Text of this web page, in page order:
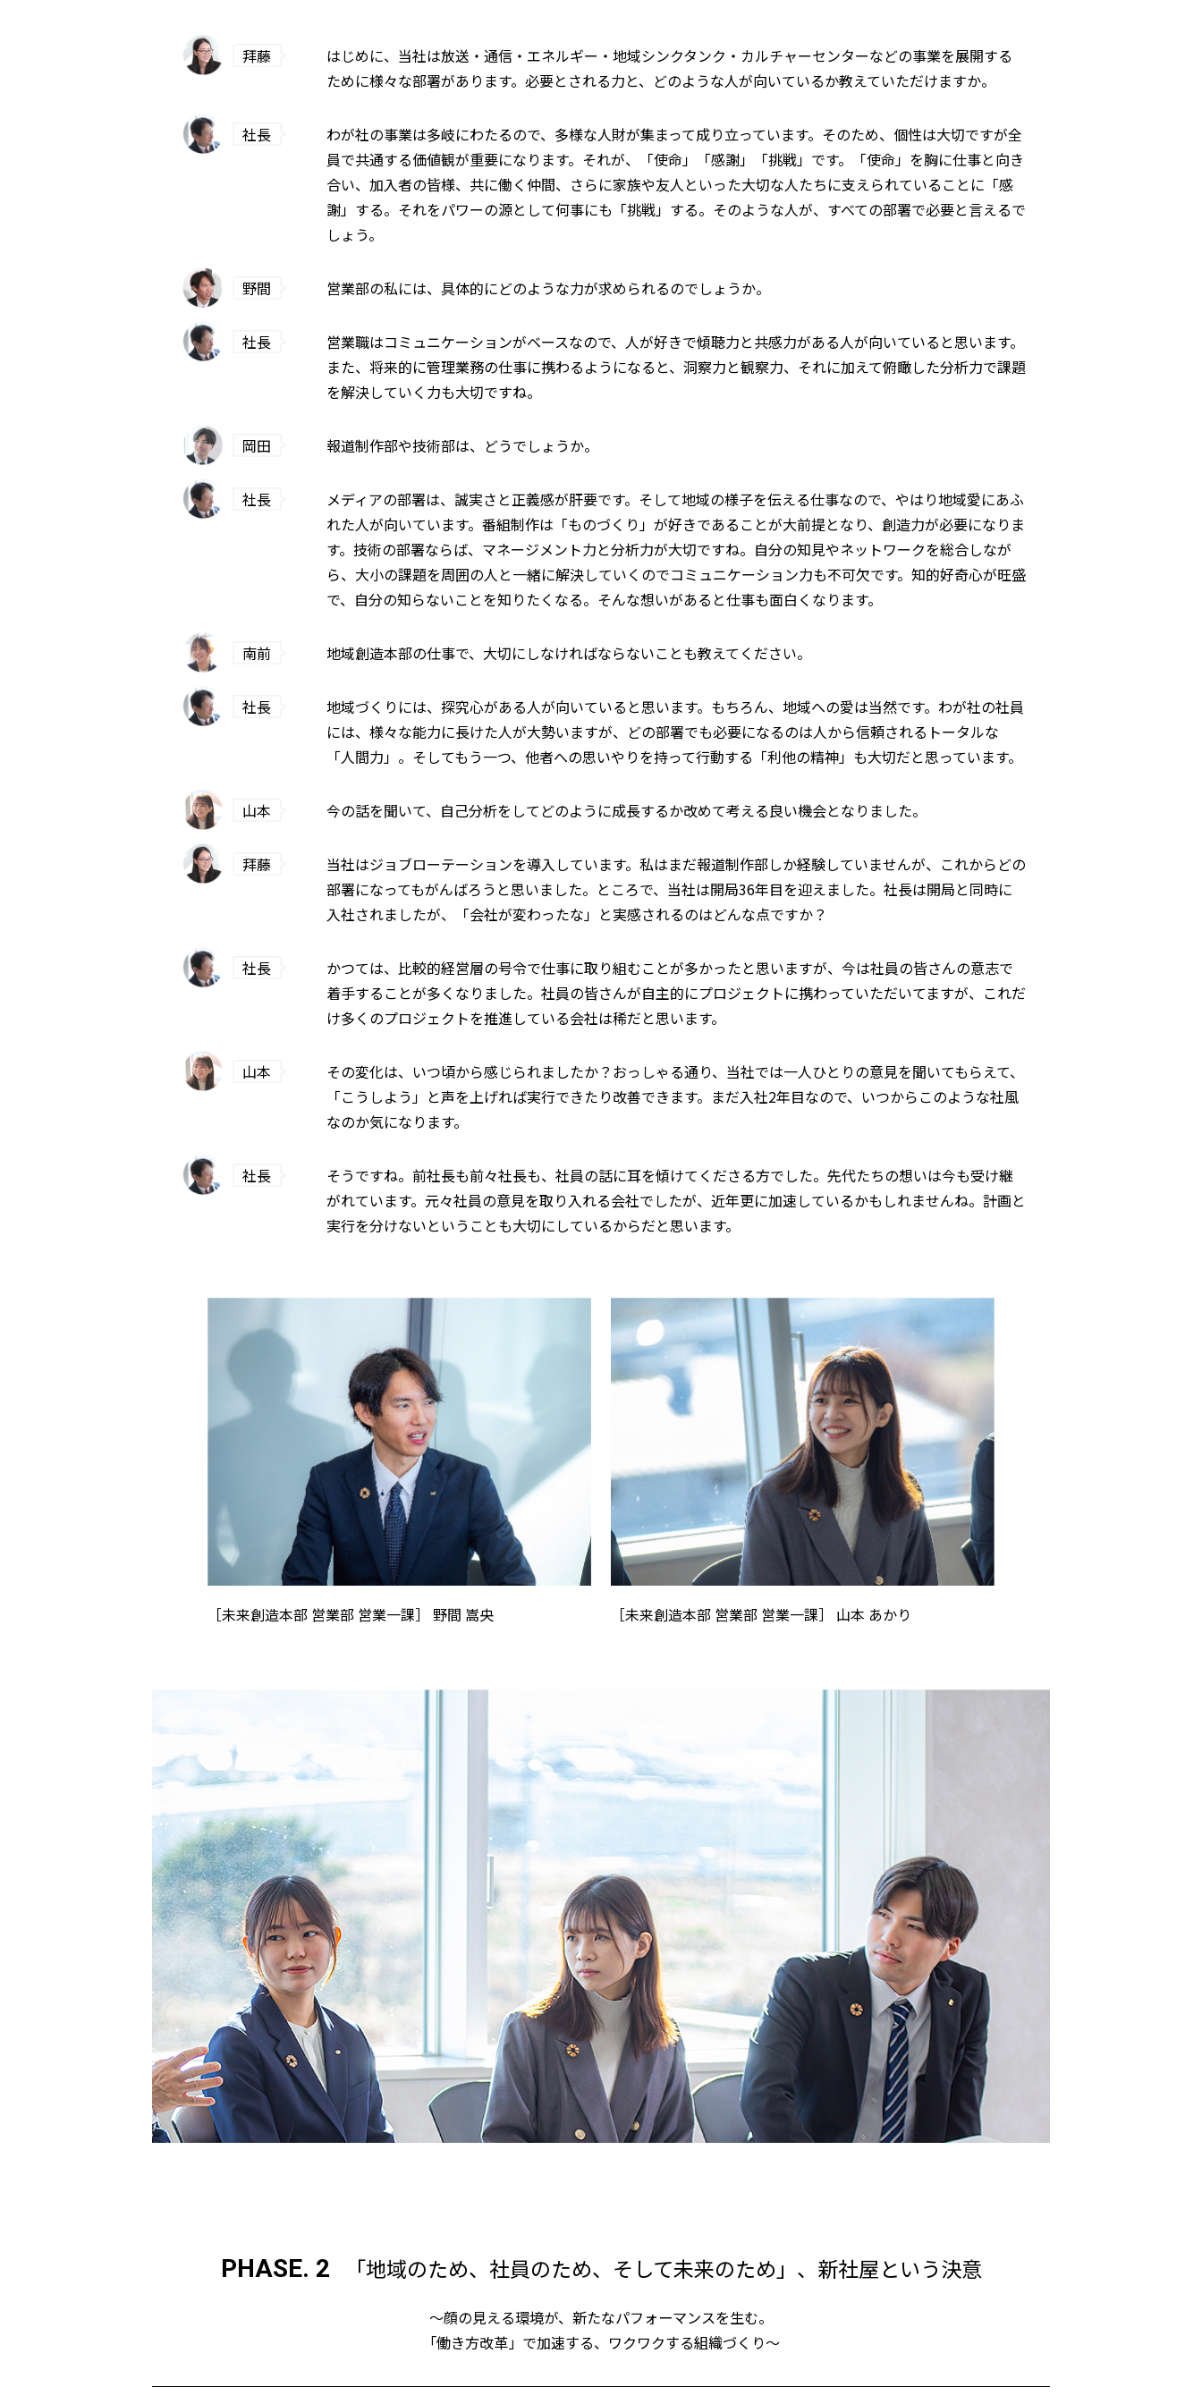
拜藤
はじめに、当社は放送・通信・エネルギー・地域シンクタンク・カルチャーセンターなどの事業を展開する
ために様々な部署があります。必要とされる力と、どのような人が向いているか教えていただけますか。
社長
わが社の事業は多岐にわたるので、多様な人財が集まって成り立っています。そのため、個性は大切ですが全
員で共通する価値観が重要になります。それが、「使命」「感謝」「挑戦」です。「使命」を胸に仕事と向き
合い、加入者の皆様、共に働く仲間、さらに家族や友人といった大切な人たちに支えられていることに「感
謝」する。それをパワーの源として何事にも「挑戦」する。そのような人が、すべての部署で必要と言えるで
しょう。
野間 営業部の私には、具体的にどのような力が求められるのでしょうか。
社長
営業職はコミュニケーションがベースなので、人が好きで傾聴力と共感力がある人が向いていると思います。
また、将来的に管理業務の仕事に携わるようになると、洞察力と観察力、それに加えて俯瞰した分析力で課題
を解決していく力も大切ですね。
岡田 報道制作部や技術部は、どうでしょうか。
社長
メディアの部署は、誠実さと正義感が肝要です。そして地域の様子を伝える仕事なので、やはり地域愛にあふ
れた人が向いています。番組制作は「ものづくり」が好きであることが大前提となり、創造力が必要になりま
す。技術の部署ならば、マネージメント力と分析力が大切ですね。自分の知見やネットワークを総合しなが
ら、大小の課題を周囲の人と一緒に解決していくのでコミュニケーション力も不可欠です。知的好奇心が旺盛
で、自分の知らないことを知りたくなる。そんな想いがあると仕事も面白くなります。
南前 地域創造本部の仕事で、大切にしなければならないことも教えてください。
社長
地域づくりには、探究心がある人が向いていると思います。もちろん、地域への愛は当然です。わが社の社員
には、様々な能力に長けた人が大勢いますが、どの部署でも必要になるのは人から信頼されるトータルな
「人間力」。そしてもう一つ、他者への思いやりを持って行動する「利他の精神」も大切だと思っています。
山本 今の話を聞いて、自己分析をしてどのように成長するか改めて考える良い機会となりました。
拜藤
当社はジョブローテーションを導入しています。私はまだ報道制作部しか経験していませんが、これからどの
部署になってもがんばろうと思いました。ところで、当社は開局36年目を迎えました。社長は開局と同時に
入社されましたが、「会社が変わったな」と実感されるのはどんな点ですか？
社長
かつては、比較的経営層の号令で仕事に取り組むことが多かったと思いますが、今は社員の皆さんの意志で
着手することが多くなりました。社員の皆さんが自主的にプロジェクトに携わっていただいてますが、これだ
け多くのプロジェクトを推進している会社は稀だと思います。
山本
その変化は、いつ頃から感じられましたか？おっしゃる通り、当社では一人ひとりの意見を聞いてもらえて、
「こうしよう」と声を上げれば実行できたり改善できます。まだ入社2年目なので、いつからこのような社風
なのか気になります。
社長
そうですね。前社長も前々社長も、社員の話に耳を傾けてくださる方でした。先代たちの想いは今も受け継
がれています。元々社員の意見を取り入れる会社でしたが、近年更に加速しているかもしれませんね。計画と
実行を分けないということも大切にしているからだと思います。
［未来創造本部 営業部 営業一課］ 野間 嵩央 ［未来創造本部 営業部 営業一課］ 山本 あかり
PHASE. 2 「地域のため、社員のため、そして未来のため」、新社屋という決意
〜顔の見える環境が、新たなパフォーマンスを生む。
「働き方改革」で加速する、ワクワクする組織づくり〜